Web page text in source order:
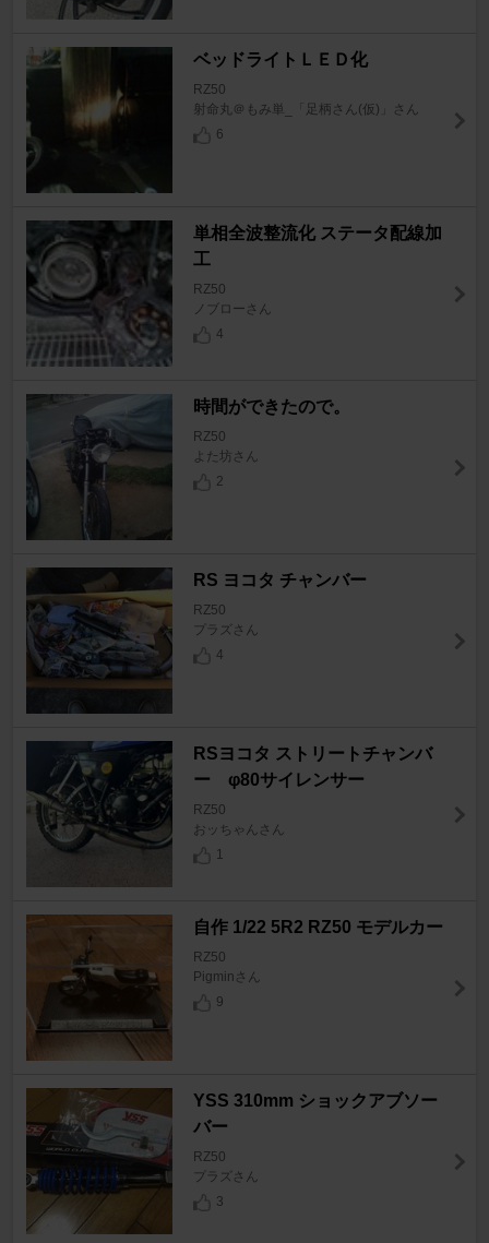
ベッドライトＬＥＤ化
RZ50
射命丸＠もみ単_「足柄さん(仮)」さん
6
単相全波整流化 ステータ配線加
工
RZ50
ノブローさん
4
時間ができたので。
RZ50
よた坊さん
2
RS ヨコタ チャンバー
RZ50
プラズさん
4
RSヨコタ ストリートチャンバ
ー φ80サイレンサー
RZ50
おッちゃんさん
1
自作 1/22 5R2 RZ50 モデルカー
RZ50
Pigminさん
9
YSS 310mm ショックアブソー
バー
RZ50
プラズさん
3